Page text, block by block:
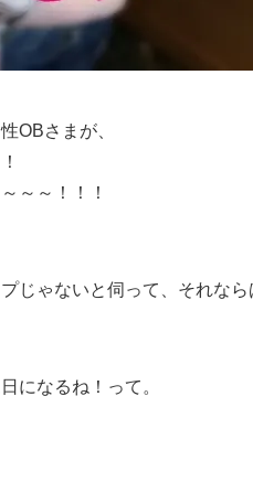
OBさまが、
～～！！！
じゃないと伺って、それなら
になるね！って。